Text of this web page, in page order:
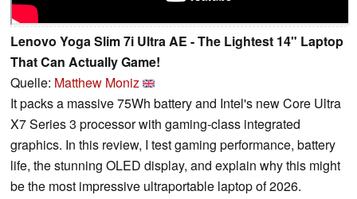
Lenovo Yoga Slim 7i Ultra AE - The Lightest 14" Laptop
That Can Actually Game!
Quelle: Matthew Moniz
It packs a massive 75Wh battery and Intel's new Core Ultra
X7 Series 3 processor with gaming-class integrated
graphics. In this review, I test gaming performance, battery
life, the stunning OLED display, and explain why this might
be the most impressive ultraportable laptop of 2026.